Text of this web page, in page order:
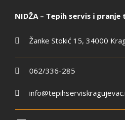
NIDŽA – Tepih servis i
Žanke Stokić 15, 34000
062/336-285